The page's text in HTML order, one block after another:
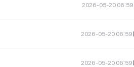
2026-05-20 06:59
2026-05-20 06:59
2026-05-20 06:59